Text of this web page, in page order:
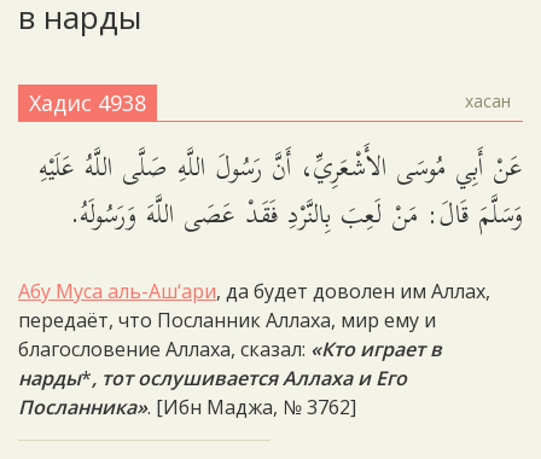
в нарды
Хадис 4938 хасан
عَنْ أَبِي مُوسَى الأَشْعَرِيِّ، أَنَّ رَسُولَ اللَّهِ صَلَّى اللَّهُ عَلَيْهِ
وَسَلَّمَ قَالَ: مَنْ لَعِبَ بِالنَّرْدِ فَقَدْ عَصَى اللَّهَ وَرَسُولَهُ.
Абу Муса аль-Аш‘ари, да будет доволен им Аллах,
передаёт, что Посланник Аллаха, мир ему и
благословение Аллаха, сказал: «Кто играет в
нарды*, тот ослушивается Аллаха и Его
Посланника». [Ибн Маджа, № 3762]